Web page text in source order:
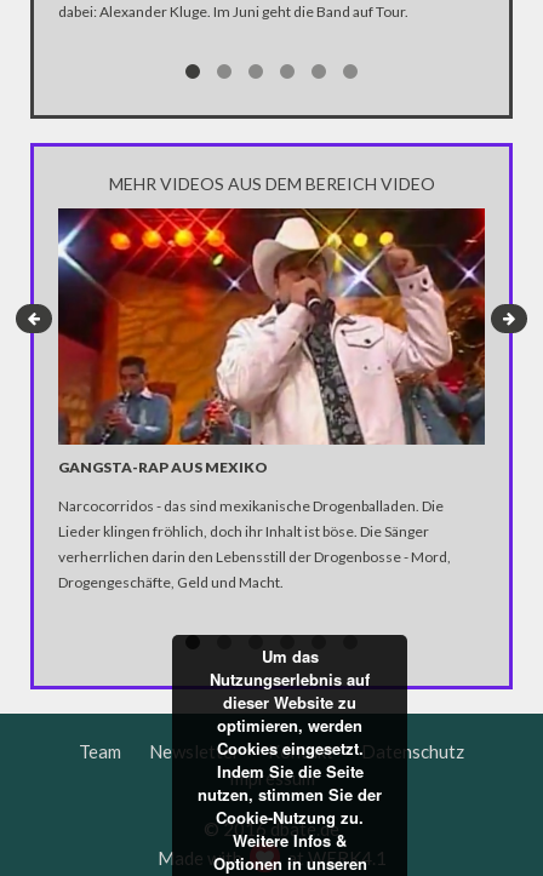
dabei: Alexander Kluge. Im Juni geht die Band auf Tour.
MEHR VIDEOS AUS DEM BEREICH VIDEO
GANGSTA-RAP AUS MEXIKO
Narcocorridos - das sind mexikanische Drogenballaden. Die
Lieder klingen fröhlich, doch ihr Inhalt ist böse. Die Sänger
verherrlichen darin den Lebensstill der Drogenbosse - Mord,
Drogengeschäfte, Geld und Macht.
Team Newsletter Kontakt
Datenschutz
Impressum
© 2016 dbate.de
Made with
atWERK4.1
Um das
Nutzungserlebnis auf
dieser Website zu
optimieren, werden
Cookies eingesetzt.
Indem Sie die Seite
nutzen, stimmen Sie der
Cookie-Nutzung zu.
Weitere Infos &
Optionen in unseren